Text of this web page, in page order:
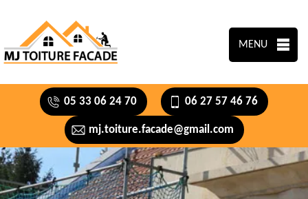
MENU
05 33 06 24 70 06 27 57 46 76
mj.toiture.facade@gmail.com